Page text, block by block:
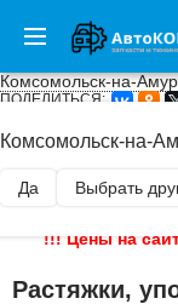
Комсомольск-на-
Комсомольск-на-
Да Выбрать
ПОДЕЛИТЬСЯ:
ГЛАВНАЯ /
!!! Цены на
Растяжки,